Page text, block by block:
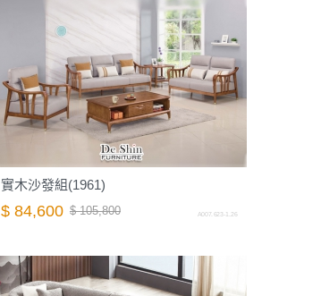
實木沙發組(1961)
$ 84,600 $ 105,800 A007.623-1.26